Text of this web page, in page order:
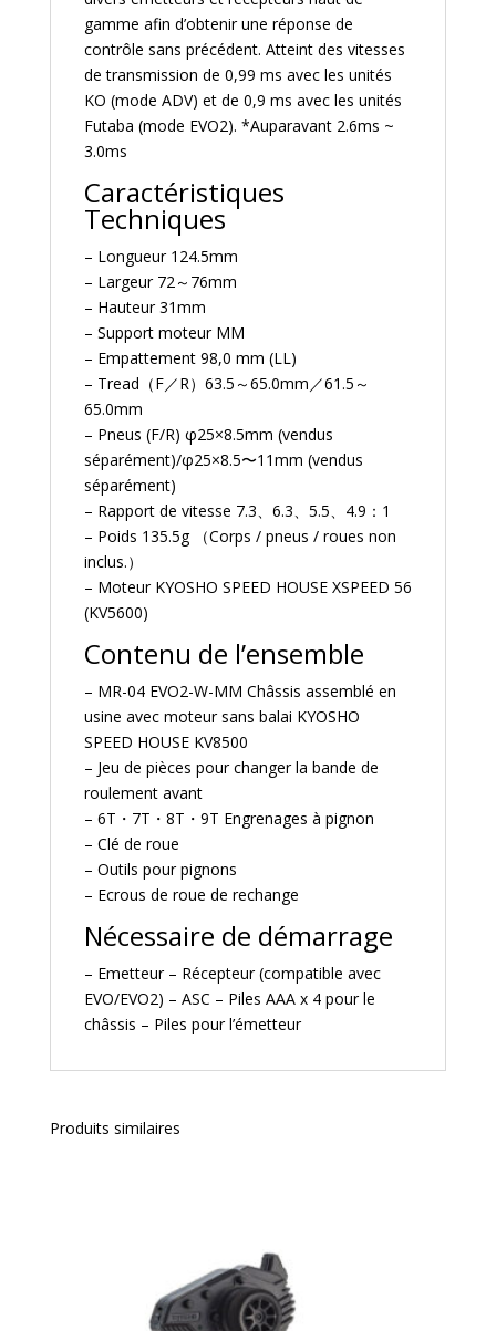
gamme afin d’obtenir une réponse de
contrôle sans précédent. Atteint des vitesses
de transmission de 0,99 ms avec les unités
KO (mode ADV) et de 0,9 ms avec les unités
Futaba (mode EVO2). *Auparavant 2.6ms ~
3.0ms
Caractéristiques
Techniques
– Longueur 124.5mm
– Largeur 72～76mm
– Hauteur 31mm
– Support moteur MM
– Empattement 98,0 mm (LL)
– Tread（F／R）63.5～65.0mm／61.5～
65.0mm
– Pneus (F/R) φ25×8.5mm (vendus
séparément)/φ25×8.5〜11mm (vendus
séparément)
– Rapport de vitesse 7.3、6.3、5.5、4.9：1
– Poids 135.5g （Corps / pneus / roues non
inclus.）
– Moteur KYOSHO SPEED HOUSE XSPEED 56
(KV5600)
Contenu de l’ensemble
– MR-04 EVO2-W-MM Châssis assemblé en
usine avec moteur sans balai KYOSHO
SPEED HOUSE KV8500
– Jeu de pièces pour changer la bande de
roulement avant
– 6T・7T・8T・9T Engrenages à pignon
– Clé de roue
– Outils pour pignons
– Ecrous de roue de rechange
Nécessaire de démarrage
– Emetteur – Récepteur (compatible avec
EVO/EVO2) – ASC – Piles AAA x 4 pour le
châssis – Piles pour l’émetteur
Produits similaires